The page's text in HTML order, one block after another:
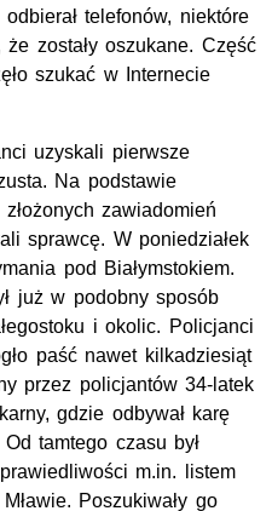
telefonów, niektóre
zostały oszukane. Część
szukać w Internecie
uzyskali pierwsze
Na podstawie
zawiadomień
sprawcę. W poniedziałek
pod Białymstokiem.
już w podobny sposób
i okolic. Policjanci
paść nawet kilkadziesiąt
przez policjantów 34-latek
gdzie odbywał karę
tamtego czasu był
m.in. listem
Poszukiwały go